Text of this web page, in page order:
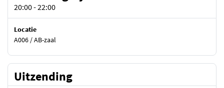
20:00 - 22:00
Locatie
A006 / AB-zaal
Uitzending